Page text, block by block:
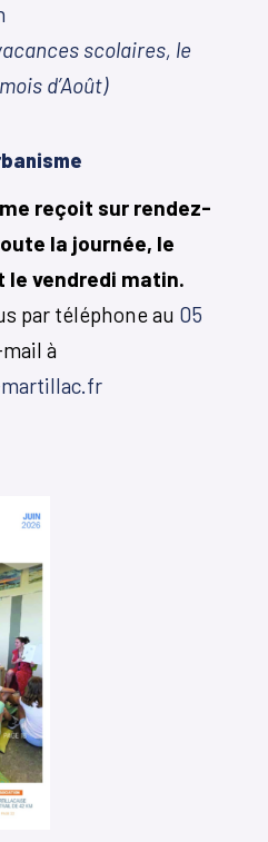
scolaires, le
d’Août)
reçoit sur rendez-
la journée, le
le vendredi matin.
par téléphone au 05
à